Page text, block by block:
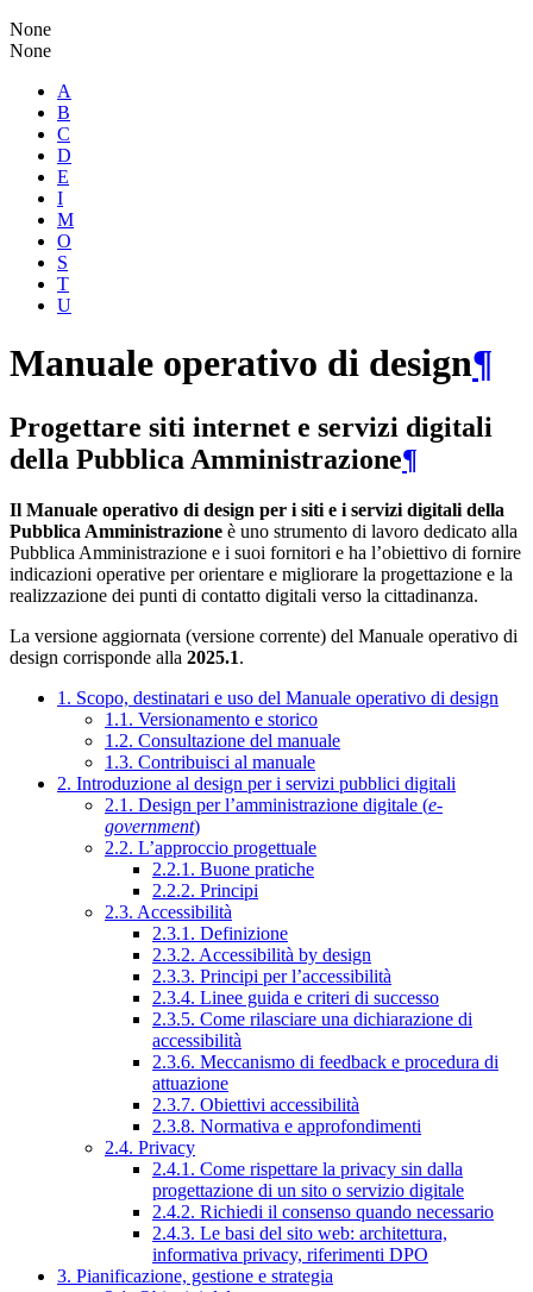
None
None
A
B
C
D
E
I
M
O
S
T
U
Manuale operativo di design¶
Progettare siti internet e servizi digitali
della Pubblica Amministrazione¶
Il Manuale operativo di design per i siti e i servizi digitali della
Pubblica Amministrazione è uno strumento di lavoro dedicato alla
Pubblica Amministrazione e i suoi fornitori e ha l’obiettivo di fornire
indicazioni operative per orientare e migliorare la progettazione e la
realizzazione dei punti di contatto digitali verso la cittadinanza.
La versione aggiornata (versione corrente) del Manuale operativo di
design corrisponde alla 2025.1.
1. Scopo, destinatari e uso del Manuale operativo di design
1.1. Versionamento e storico
1.2. Consultazione del manuale
1.3. Contribuisci al manuale
2. Introduzione al design per i servizi pubblici digitali
2.1. Design per l’amministrazione digitale (e-
government)
2.2. L’approccio progettuale
2.2.1. Buone pratiche
2.2.2. Principi
2.3. Accessibilità
2.3.1. Definizione
2.3.2. Accessibilità by design
2.3.3. Principi per l’accessibilità
2.3.4. Linee guida e criteri di successo
2.3.5. Come rilasciare una dichiarazione di
accessibilità
2.3.6. Meccanismo di feedback e procedura di
attuazione
2.3.7. Obiettivi accessibilità
2.3.8. Normativa e approfondimenti
2.4. Privacy
2.4.1. Come rispettare la privacy sin dalla
progettazione di un sito o servizio digitale
2.4.2. Richiedi il consenso quando necessario
2.4.3. Le basi del sito web: architettura,
informativa privacy, riferimenti DPO
3. Pianificazione, gestione e strategia